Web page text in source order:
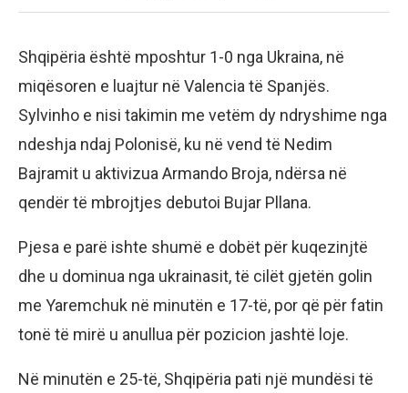
Shqipëria është mposhtur 1-0 nga Ukraina, në
miqësoren e luajtur në Valencia të Spanjës.
Sylvinho e nisi takimin me vetëm dy ndryshime nga
ndeshja ndaj Polonisë, ku në vend të Nedim
Bajramit u aktivizua Armando Broja, ndërsa në
qendër të mbrojtjes debutoi Bujar Pllana.
Pjesa e parë ishte shumë e dobët për kuqezinjtë
dhe u dominua nga ukrainasit, të cilët gjetën golin
me Yaremchuk në minutën e 17-të, por që për fatin
tonë të mirë u anullua për pozicion jashtë loje.
Në minutën e 25-të, Shqipëria pati një mundësi të